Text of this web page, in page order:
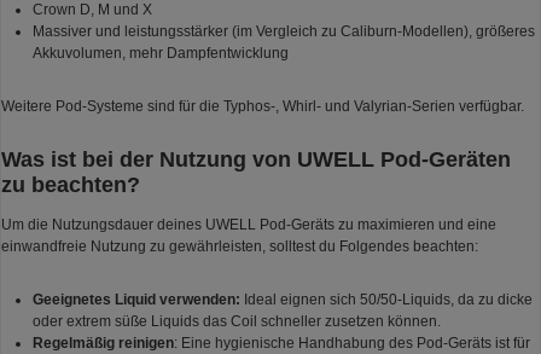
Crown D, M und X
Massiver und leistungsstärker (im Vergleich zu Caliburn-Modellen), größeres
Akkuvolumen, mehr Dampfentwicklung
Weitere Pod-Systeme sind für die Typhos-, Whirl- und Valyrian-Serien verfügbar.
Was ist bei der Nutzung von UWELL Pod-Geräten
zu beachten?
Um die Nutzungsdauer deines UWELL Pod-Geräts zu maximieren und eine
einwandfreie Nutzung zu gewährleisten, solltest du Folgendes beachten:
Geeignetes Liquid verwenden: Ideal eignen sich 50/50-Liquids, da zu dicke
oder extrem süße Liquids das Coil schneller zusetzen können.
Regelmäßig reinigen: Eine hygienische Handhabung des Pod-Geräts ist für